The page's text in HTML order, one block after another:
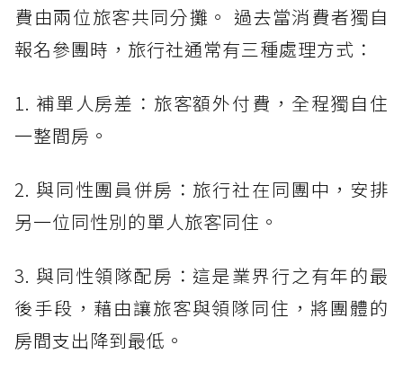
費由兩位旅客共同分攤。 過去當消費者獨自
報名參團時，旅行社通常有三種處理方式：
1. 補單人房差：旅客額外付費，全程獨自住
一整間房。
2. 與同性團員併房：旅行社在同團中，安排
另一位同性別的單人旅客同住。
3. 與同性領隊配房：這是業界行之有年的最
後手段，藉由讓旅客與領隊同住，將團體的
房間支出降到最低。